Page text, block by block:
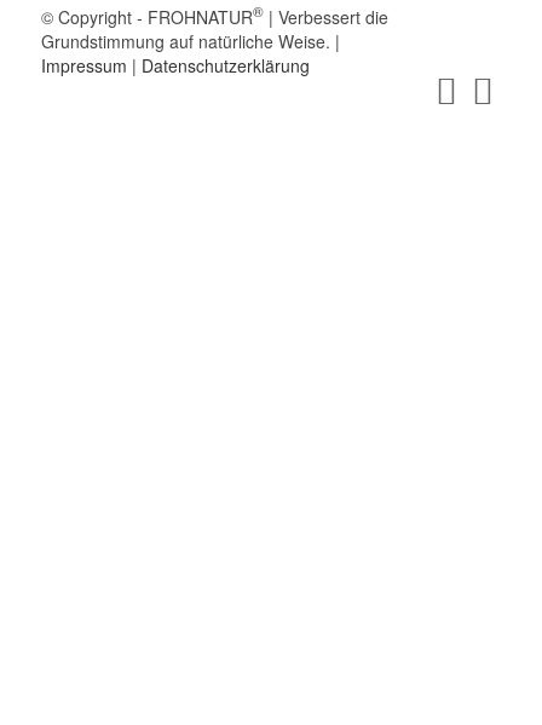
© Copyright - FROHNATUR®| Verbessert die
Grundstimmung auf natürliche Weise. |
Impressum | Datenschutzerklärung